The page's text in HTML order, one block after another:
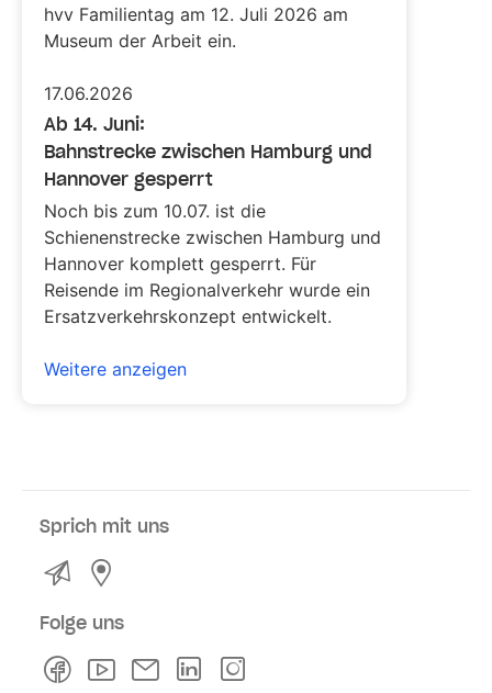
hvv Familientag am 12. Juli 2026 am
Museum der Arbeit ein.
17.06.2026
Ab 14. Juni:
Bahnstrecke zwischen Hamburg und
Hannover gesperrt
Noch bis zum 10.07. ist die
Schienenstrecke zwischen Hamburg und
Hannover komplett gesperrt. Für
Reisende im Regionalverkehr wurde ein
Ersatzverkehrskonzept entwickelt.
Weitere anzeigen
Sprich mit uns
Kontakt
Folge uns
FacebookYoutubeNewsletterLinkedln